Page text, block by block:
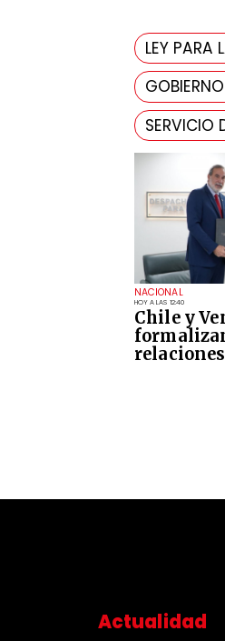
NACIONAL
HOY A LAS 12:40
Chile y
LEY PARA
SERVICIO
Actualidad